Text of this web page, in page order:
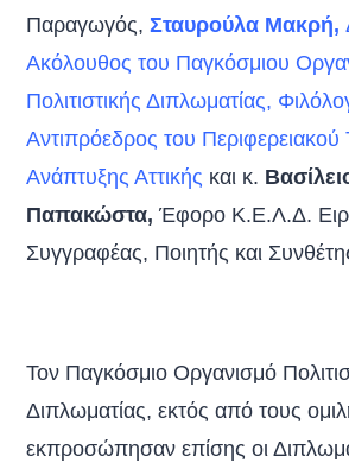
Παραγωγός, Σταυρούλα Μακρή,
Ακόλουθος του Παγκόσμιου
Πολιτιστικής Διπλωματίας,
Αντιπρόεδρος του Περιφερειακού
Ανάπτυξης Αττικής και κ.
Παπακώστα, Έφορο Κ.Ε.Λ.Δ.
Συγγραφέας, Ποιητής και
Τον Παγκόσμιο Οργανισμό
Διπλωματίας, εκτός από τους
εκπροσώπησαν επίσης οι